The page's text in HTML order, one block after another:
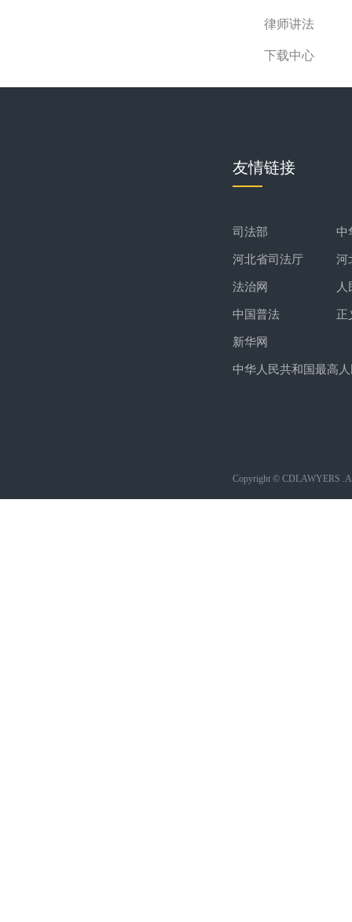
律师讲法
下载中心
友情链接
司法部 中
河北省司法厅 河
法治网 人
中国普法 正
新华网
中华人民共和国最高
Copyright © CDLAWYERS